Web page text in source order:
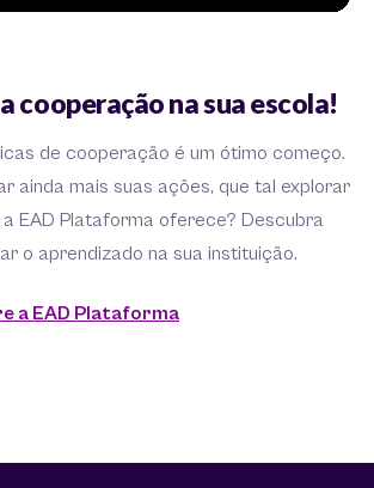
cooperação na sua escola!
de cooperação é um ótimo começo.
ainda mais suas ações, que tal explorar
EAD Plataforma oferece? Descubra
o aprendizado na sua instituição.
a EAD Plataforma